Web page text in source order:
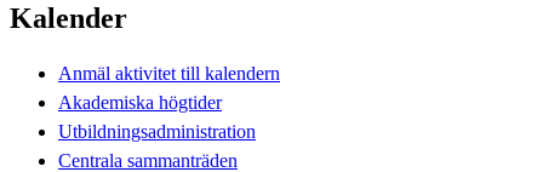
Kalender
Anmäl aktivitet till kalendern
Akademiska högtider
Utbildningsadministration
Centrala sammanträden